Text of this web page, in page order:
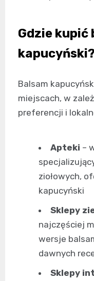
Gdzie kupić
Balsam
miejscach, w
preferencji i
Apteki –
ziołowych,
kapucyński
Sklepy
najczęściej
wersje
dawnych
Sklepy